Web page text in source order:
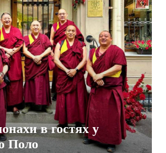
в гостях у
Поло